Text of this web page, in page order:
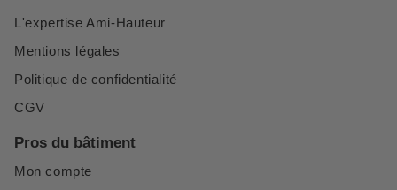
L'expertise Ami-Hauteur
Mentions légales
Politique de confidentialité
CGV
Pros du bâtiment
Mon compte